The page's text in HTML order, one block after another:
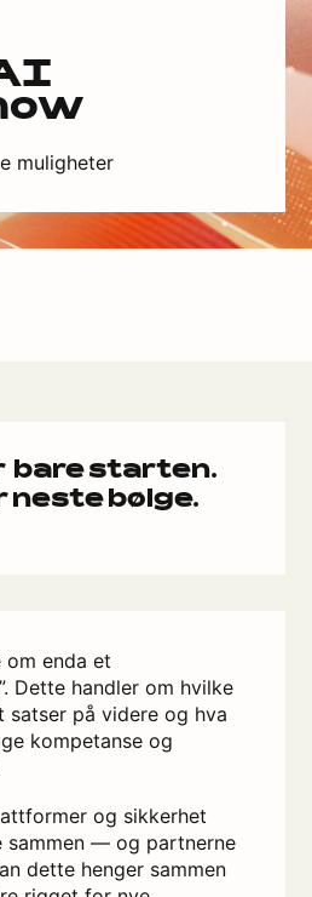
muligheter
bare starten.
neste bølge.
om enda et
Dette handler om hvilke
satser på videre og hva
kompetanse og
og sikkerhet
sammen — og partnerne
dette henger sammen